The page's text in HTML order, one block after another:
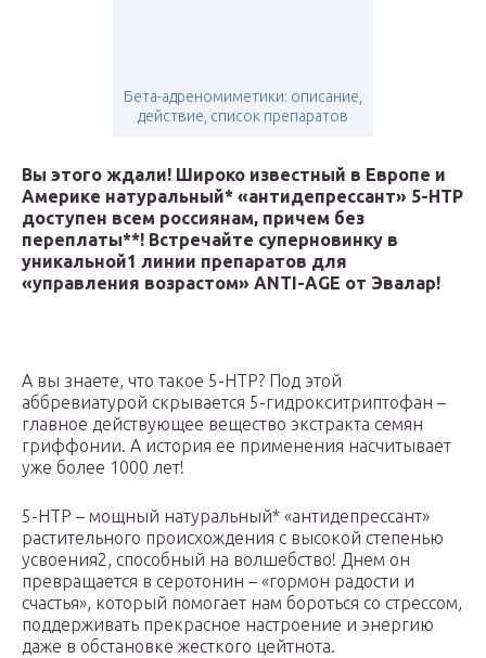
Бета-адреномиметики: описание,
действие, список препаратов
Вы этого ждали! Широко известный в Европе и
Америке натуральный* «антидепрессант» 5-HTP
доступен всем россиянам, причем без
переплаты**! Встречайте суперновинку в
уникальной1 линии препаратов для
«управления возрастом» ANTI-AGE от Эвалар!
А вы знаете, что такое 5-HTP? Под этой
аббревиатурой скрывается 5-гидрокситриптофан –
главное действующее вещество экстракта семян
гриффонии. А история ее применения насчитывает
уже более 1000 лет!
5-HTP – мощный натуральный* «антидепрессант»
растительного происхождения с высокой степенью
усвоения2, способный на волшебство! Днем он
превращается в серотонин – «гормон радости и
счастья», который помогает нам бороться со стрессом,
поддерживать прекрасное настроение и энергию
даже в обстановке жесткого цейтнота.